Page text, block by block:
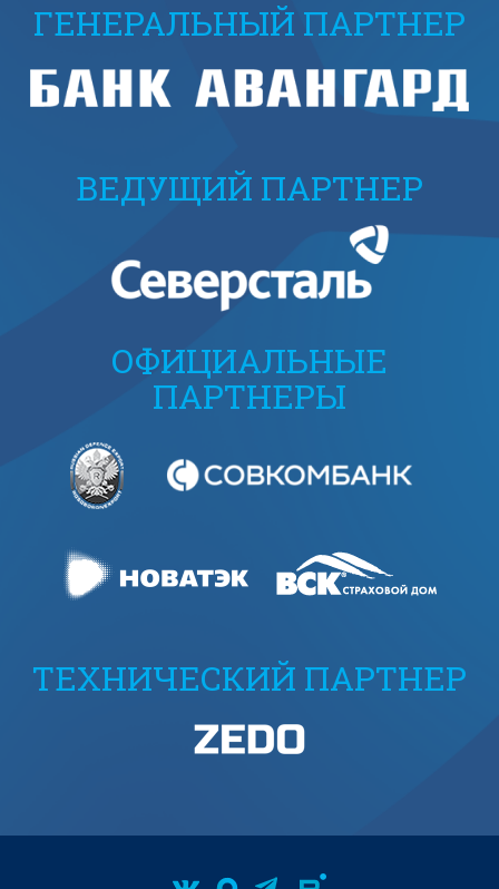
ГЕНЕРАЛЬНЫЙ ПАРТНЕР
ВЕДУЩИЙ ПАРТНЕР
ОФИЦИАЛЬНЫЕ
ПАРТНЕРЫ
ТЕХНИЧЕСКИЙ ПАРТНЕР